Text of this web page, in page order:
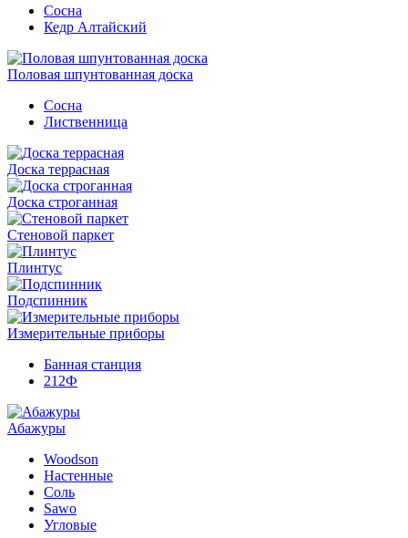
Сосна
Кедр Алтайский
Половая шпунтованная доска
Сосна
Лиственница
Доска террасная
Доска строганная
Стеновой паркет
Плинтус
Подспинник
Измерительные приборы
Банная станция
212Ф
Абажуры
Woodson
Настенные
Соль
Sawo
Угловые